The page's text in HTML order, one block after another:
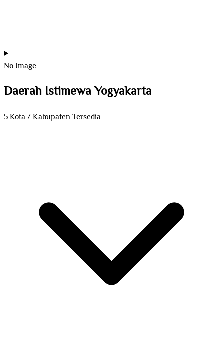
No Image
Daerah Istimewa Yogyakarta
5 Kota / Kabupaten Tersedia